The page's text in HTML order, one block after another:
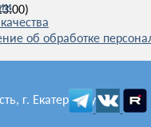
об обработке
г. Екатеринбург,